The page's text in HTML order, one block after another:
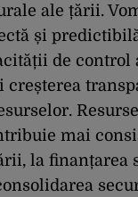
ale țării.
și
de control
creșterea
mai
la finanțarea